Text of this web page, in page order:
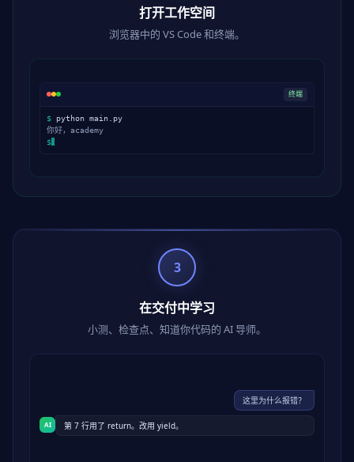
打开工作空间
浏览器中的 VS Code 和终端。
终端
$ python main.py
你好，academy
$
3
在交付中学习
小测、检查点、知道你代码的 AI 导师。
这里为什么报错？
AI 第 7 行用了 return。改用 yield。